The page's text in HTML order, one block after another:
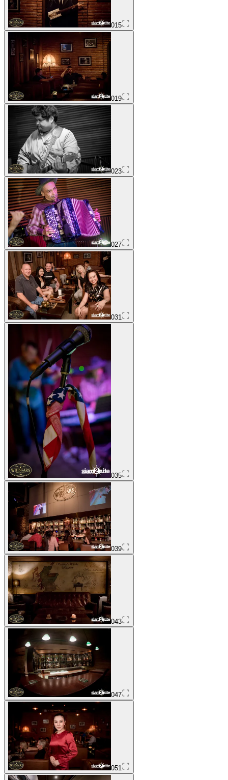
015
019
023
027
031
035
039
043
047
051